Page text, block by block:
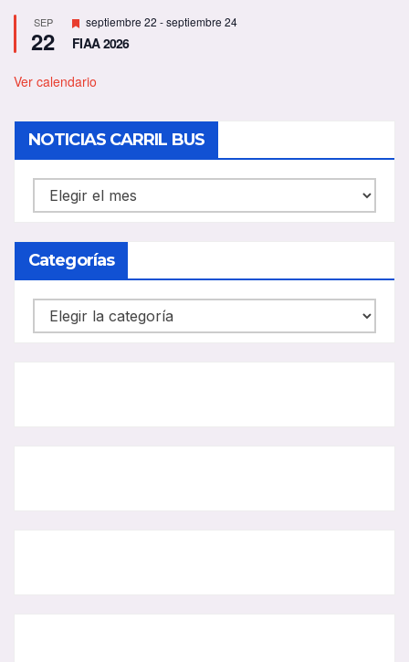
SEP
22
D
e
s
a
d
o
septiembre 22 -septiembre 24
FIAA 2026
Ver calendario
NOTICIAS CARRIL BUS
NOTICIAS
CARRIL
BUS
Categorías
Categorías